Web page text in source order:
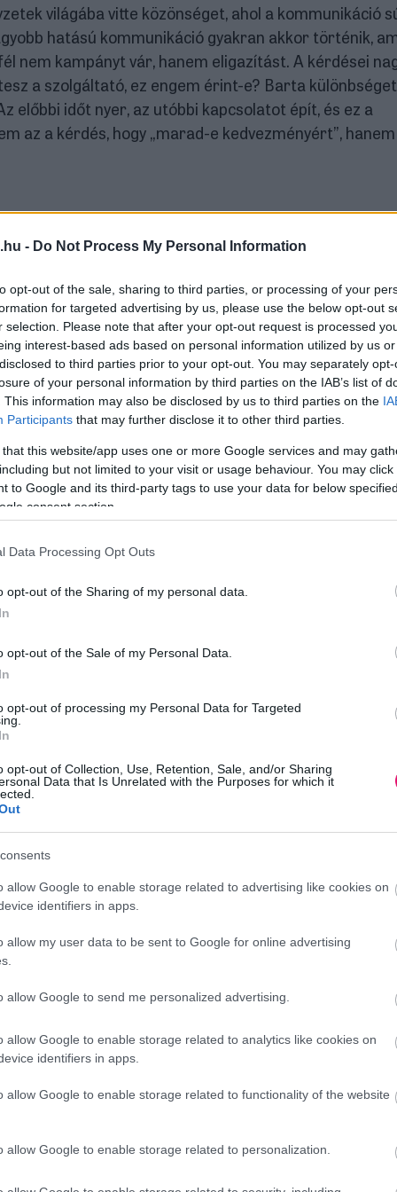
- Do Not Process My Personal Information
opt-out of the sale, sharing to third parties, or processing of your
for targeted advertising by us, please use the below opt-out
selection. Please note that after your opt-out request is processed
interest-based ads based on personal information utilized by us
to third parties prior to your opt-out. You may separately
of your personal information by third parties on the IAB’s list of
This information may also be disclosed by us to third parties on the
Participants that may further disclose it to other third parties.
that this website/app uses one or more Google services and may
but not limited to your visit or usage behaviour. You may
to Google and its third-party tags to use your data for below
consent section.
Data Processing Opt Outs
opt-out of the Sharing of my personal data.
opt-out of the Sale of my Personal Data.
opt-out of processing my Personal Data for Targeted
opt-out of Collection, Use, Retention, Sale, and/or Sharing
Data that Is Unrelated with the Purposes for which it
allow Google to enable storage related to advertising like cookies on
identifiers in apps.
allow my user data to be sent to Google for online advertising
allow Google to send me personalized advertising.
allow Google to enable storage related to analytics like cookies on
identifiers in apps.
allow Google to enable storage related to functionality of the website
allow Google to enable storage related to personalization.
világába vitte közönséget, ahol a kommunikáció
hatású kommunikáció gyakran akkor történik,
nem kampányt vár, hanem eligazítást. A kérdései
a szolgáltató, ez engem érint-e? Barta
előbbi időt nyer, az utóbbi kapcsolatot épít, és ez a
az a kérdés, hogy „marad-e kedvezményért”,
a narratíva kérdéséhez B2C PR kontextusban.
nem elég. Ha a narratíva nincs összhangban a
akkor az igazság sem jut el a közönséghez. A
akik saját narratívát építettek.
elhagytad a szobát” definíciója itt nemcsak jól
Ákos beszélgetése azt a gyakran alulértékelt
áll meg a céghatáron. Panulin Ildikó egyik
van, hol a vezetőség, hol a
köszöntőtől a Covid alatti postai kommunikációig,
reputációs probléma, és hogy ezek kezelése nem
vezetői megszólalás, középvezetői
hogy a jól informált munkatárs nemcsak lojálisabb,
nem HR-eszköz, hanem stratégiai védelem.
azon dilemmáját bontotta ki, hogy hol van a
példája, „mint az ex, aki nem enged el”,
érez. A technológia képes megtalálni a fogyasztót,
nem biztos, hogy hosszú távon meg tudja tartani.
Balázs Ildikó (Auchan), Juhász Diána (Lounge
(MMSZ)fórumbeszélgetésében
egyre nehezebb helyzetben vannak, mert a
és nem-valóság között. Ebben a közegben a
azt hangsúlyozta, hogy a fiatalabb generáció nem
a hitelességet. Számukra az számít, hogy ki
Balázs Ildikó visszahozta a beszélgetést a
sokszor egészen prózai tényezőkön múlnak. Nem
egy letakarított parkoló, dönti el a választást.
ahol a különböző szakmai logikák ütközése nem
Balázs visszacsatolt a korábbi gondolatához,
csak befolyásolható. És ehhez elengedhetetlen a
különböző nézőpontok közötti feszültség nem hiba,
hanem vitából születik.
volt. Nem az volt a kérdés, hogy használjuk-e,
vagy elszemélytelenedés? A válaszok itt
a technológia nem váltja ki a bizalmat, csak